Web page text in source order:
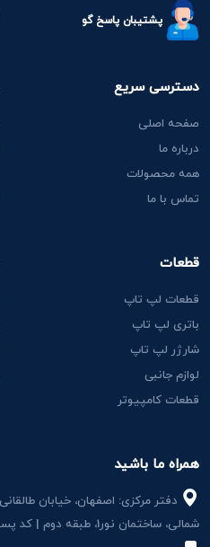
پشتیبان پاسخ گو
همراه ما باشید
دفتر مرکزی: اصفهان، خیابان
شمالی، ساختمان نور1، طبقه دوم | کد پستی: 8135945463
دسترسی سریع
صفحه اصلی
درباره ما
همه محصولات
تماس با ما
قطعات
قطعات لپ تاپ
باتری لپ تاپ
شارژر لپ تاپ
لوازم جانبی
قطعات کامپیوتر